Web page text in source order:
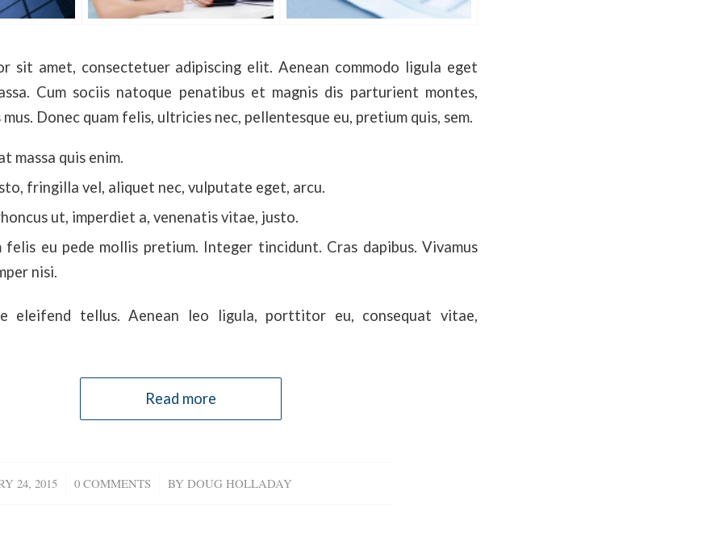
sit amet, consectetuer adipiscing elit. Aenean commodo ligula eget
Cum sociis natoque penatibus et magnis dis parturient montes,
Donec quam felis, ultricies nec, pellentesque eu, pretium quis, sem.
massa quis enim.
fringilla vel, aliquet nec, vulputate eget, arcu.
ut, imperdiet a, venenatis vitae, justo.
felis eu pede mollis pretium. Integer tincidunt. Cras dapibus. Vivamus
nisi.
eleifend tellus. Aenean leo ligula, porttitor eu, consequat vitae,
Read more
24, 2015
/ 0 COMMENTS
/ BY DOUG HOLLADAY